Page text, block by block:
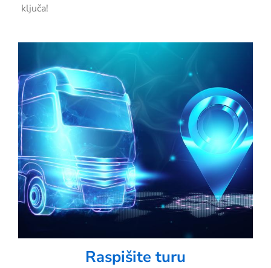
ključa!
Raspišite turu